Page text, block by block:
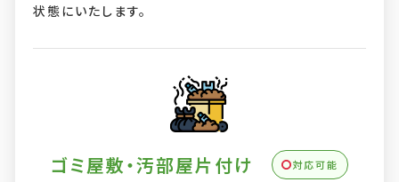
状態にいたします。
ゴミ屋敷・汚部屋片付け 対応可能